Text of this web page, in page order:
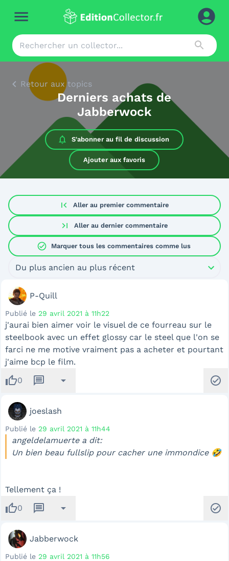
Retour aux topics
Derniers achats de
Jabberwock
S'abonner au fil de discussion
Ajouter aux favoris
first_page Aller au premier commentaire
last_page Aller au dernier commentaire
check_circle Marquer tous les commentaires comme lus
Du plus ancien au plus récent
P-Quill
Publié le 29 avril 2021 à 11h22
j'aurai bien aimer voir le visuel de ce fourreau sur le
steelbook avec un effet glossy car le steel que l'on se
farci ne me motive vraiment pas a acheter et pourtant
j'aime bcp le film.
thumb_up0 message arrow_drop_down check_circle
joeslash
Publié le 29 avril 2021 à 11h44
angeldelamuerte a dit:
Un bien beau fullslip pour cacher une immondice 🤣
Tellement ça !
thumb_up0 message arrow_drop_down check_circle
Jabberwock
Publié le 29 avril 2021 à 11h56